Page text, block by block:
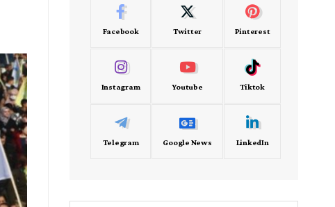
Facebook Twitter Pinterest
Instagram Youtube Tiktok
Telegram Google News LinkedIn